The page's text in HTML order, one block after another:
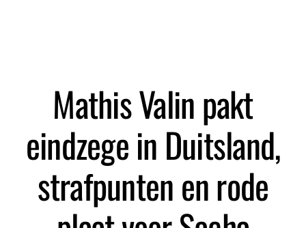
Mathis Valin pakt
eindzege in Duitsland,
strafpunten en rode